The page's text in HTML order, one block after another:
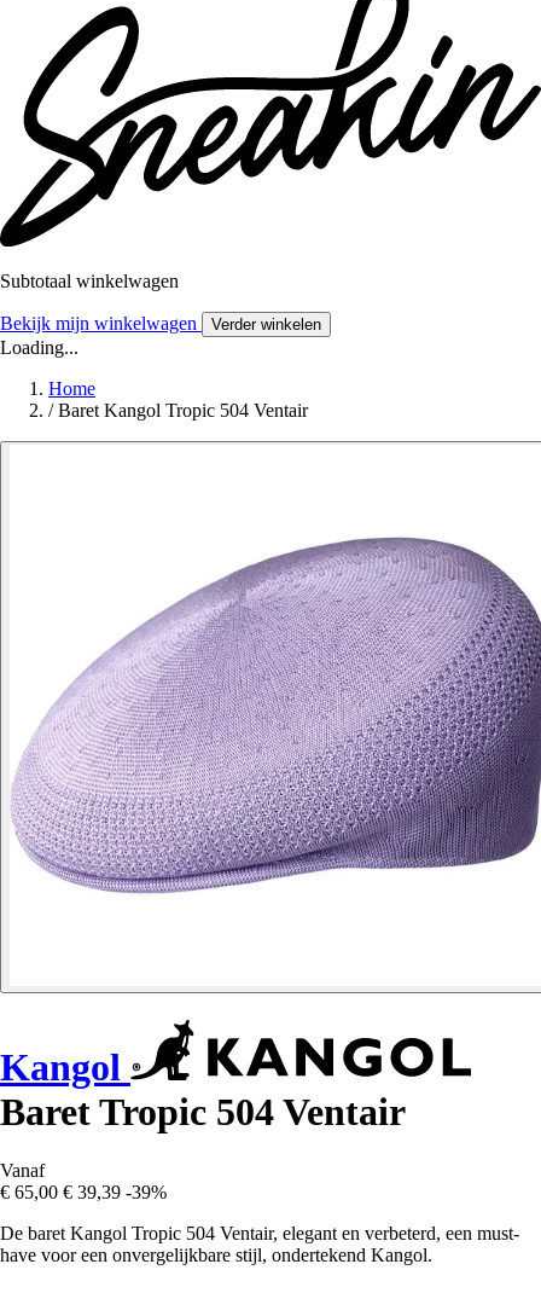
Subtotaal winkelwagen
Bekijk mijn winkelwagen Verder winkelen
Loading...
Home
/ Baret Kangol Tropic 504 Ventair
Kangol
Baret Tropic 504 Ventair
Vanaf
€ 65,00 € 39,39 -39%
De baret Kangol Tropic 504 Ventair, elegant en verbeterd, een must-
have voor een onvergelijkbare stijl, ondertekend Kangol.